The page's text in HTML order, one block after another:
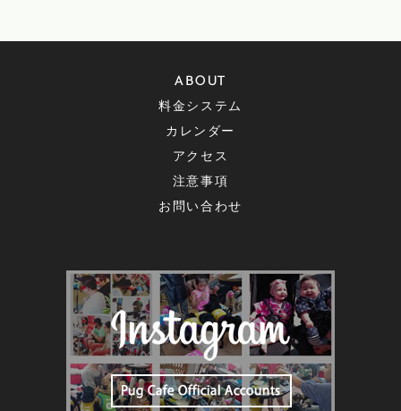
ABOUT
料金システム
カレンダー
アクセス
注意事項
お問い合わせ